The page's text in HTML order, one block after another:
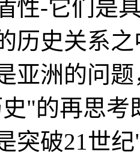
性-它们是
历史关系
亚洲的问
"的再思考
突破21世